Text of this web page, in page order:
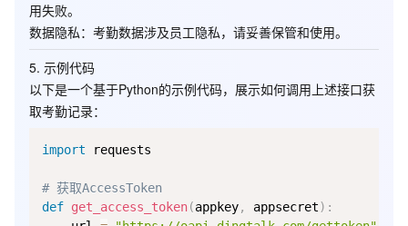
用失败。
数据隐私：考勤数据涉及员工隐私，请妥善保管和使用。
5. 示例代码
以下是一个基于Python的示例代码，展示如何调用上述接口获
取考勤记录：
import requests
# 获取AccessToken
def get_access_token(appkey, appsecret) :